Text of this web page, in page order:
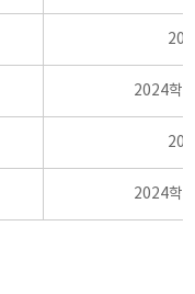
2024학
2024학